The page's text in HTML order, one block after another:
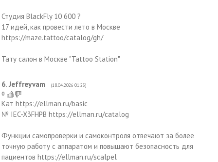
Студия BlackFly 10 600 ?
17 идей, как провести лето в Москве
https://maze.tattoo/catalog/gh/
Тату салон в Москве "Tattoo Station"
6. Jeffreyvam (18.04.2026 01:23)
0
Кат https://ellman.ru/basic
№ IEC-X3FHPB https://ellman.ru/catalog
Функции самопроверки и самоконтроля отвечают за более
точную работу с аппаратом и повышают безопасность для
пациентов https://ellman.ru/scalpel